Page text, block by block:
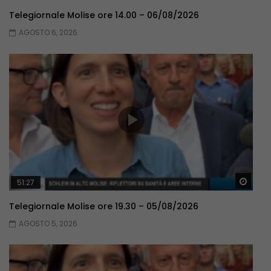
Telegiornale Molise ore 14.00 – 06/08/2026
AGOSTO 6, 2026
51:27
Telegiornale Molise ore 19.30 – 05/08/2026
AGOSTO 5, 2026